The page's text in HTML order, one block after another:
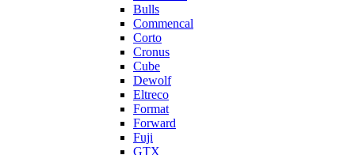
Bulls
Commencal
Corto
Cronus
Cube
Dewolf
Eltreco
Format
Forward
Fuji
GTX